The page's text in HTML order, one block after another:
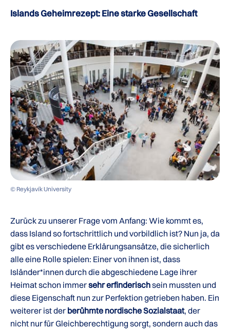
Islands Geheimrezept: Eine starke Gesellschaft
© Reykjavík University
Zurück zu unserer Frage vom Anfang: Wie kommt es,
dass Island so fortschrittlich und vorbildlich ist? Nun ja, da
gibt es verschiedene Erklärungsansätze, die sicherlich
alle eine Rolle spielen: Einer von ihnen ist, dass
Isländer*innen durch die abgeschiedene Lage ihrer
Heimat schon immersehr erfinderischsein mussten und
diese Eigenschaft nun zur Perfektion getrieben haben. Ein
weiterer ist der berühmte nordische Sozialstaat, der
nicht nur für Gleichberechtigung sorgt, sondern auch das